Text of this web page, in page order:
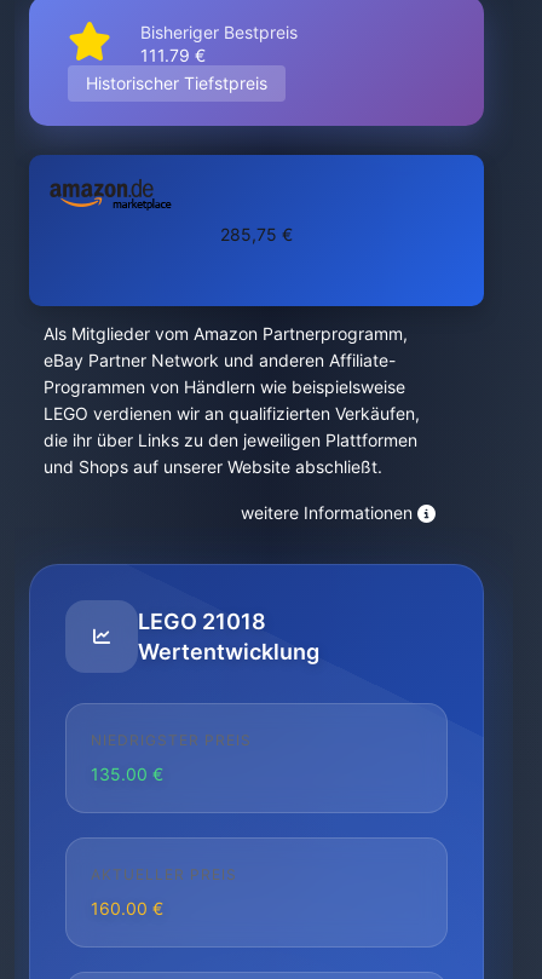
Bisheriger Bestpreis
111.79 €
Historischer Tiefstpreis
285,75 €
Als Mitglieder vom Amazon Partnerprogramm,
eBay Partner Network und anderen Affiliate-
Programmen von Händlern wie beispielsweise
LEGO verdienen wir an qualifizierten Verkäufen,
die ihr über Links zu den jeweiligen Plattformen
und Shops auf unserer Website abschließt.
weitere Informationen
LEGO 21018
Wertentwicklung
NIEDRIGSTER PREIS
135.00 €
AKTUELLER PREIS
160.00 €